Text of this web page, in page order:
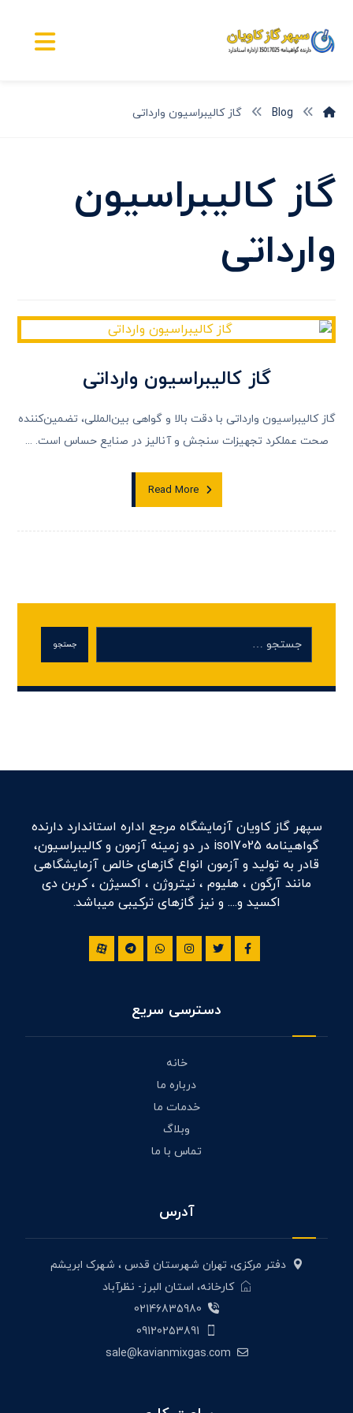
Blog گاز کالیبراسیون وارداتی
گاز کالیبراسیون
وارداتی
گاز کالیبراسیون وارداتی
گاز کالیبراسیون وارداتی با دقت بالا و گواهی بین‌المللی، تضمین‌کننده
صحت عملکرد تجهیزات سنجش و آنالیز در صنایع حساس است. ...
Read More
جستجو
سپهر گاز کاویان آزمایشگاه مرجع اداره استاندارد دارنده
گواهینامه iso17025 در دو زمینه آزمون و کالیبراسیون،
قادر به تولید و آزمون انواع گازهای خالص آزمایشگاهی
مانند آرگون ، هلیوم ، نیتروژن ، اکسیژن ، کربن دی
اکسید و.... و نیز گازهای ترکیبی میباشد.
دسترسی سریع
خانه
درباره ما
خدمات ما
وبلاگ
تماس با ما
آدرس
دفتر مرکزی، تهران شهرستان قدس ، شهرک ابریشم
کارخانه، استان البرز- نظرآباد
02146835980
09120253891
sale@kavianmixgas.com